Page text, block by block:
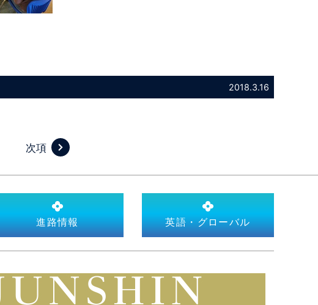
2018.3.16
次項
進路情報 英語・グローバル